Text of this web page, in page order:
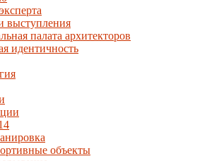
выступления
палата архитекторов
идентичность
объекты